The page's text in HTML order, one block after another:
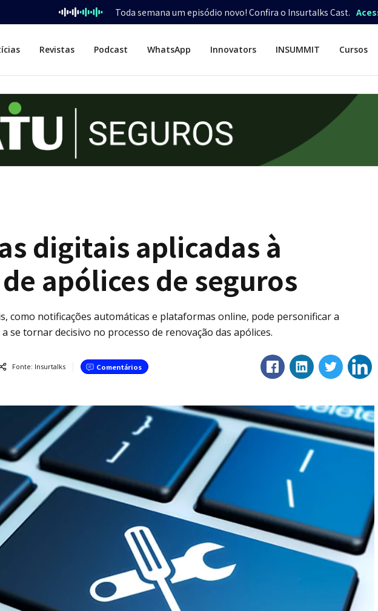
Toda semana um episódio novo! Confira o Insurtalks Cast.
Revistas Podcast WhatsApp Innovators INSUMMIT Cursos
digitais aplicadas à
apólices de seguros
como notificações automáticas e plataformas online, pode personificar a
se tornar decisivo no processo de renovação das apólices.
Fonte: Insurtalks Comentários